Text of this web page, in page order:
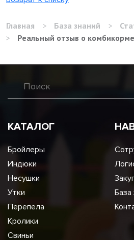
Главная > База знаний >
>
Реальный отзыв о
КАТАЛОГ
Бройлеры
Индюки
Несушки
Утки
Перепела
Кролики
Свиньи
База